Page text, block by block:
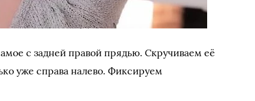
с задней правой прядью. Скручиваем её
уже справа налево. Фиксируем